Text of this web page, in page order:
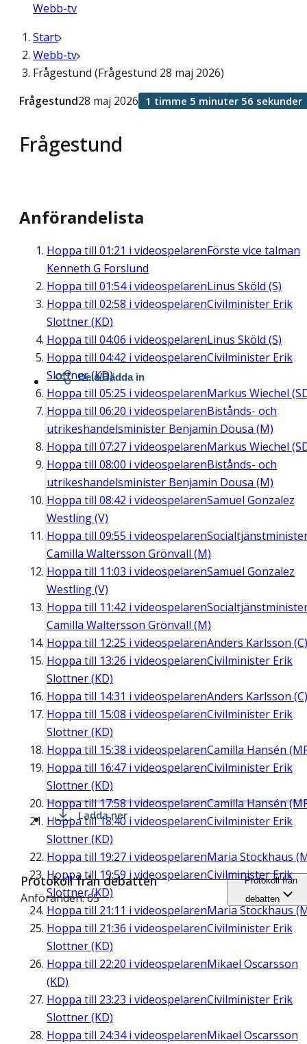
Webb-tv
Start
Webb-tv
Frågestund (Frågestund 28 maj 2026)
Frågestund
Frågestund28 maj 2026 1 timme 5 minuter 56 sekunder
Anförandelista
Hoppa till 01:21 i videospelarenFörste vice talman
Kenneth G Forslund
Hoppa till 01:54i videospelarenLinus Sköld (S)
Hoppa till 02:58 i videospelarenCivilminister Erik
Slottner (KD)
Hoppa till 04:06 i videospelarenLinus Sköld (S)
Hoppa till 04:42 i videospelarenCivilminister Erik
Slottner (KD)
Hoppa till 05:25 i videospelarenMarkus Wiechel
Hoppa till 06:20 i videospelarenBistånds- och
utrikeshandelsminister Benjamin Dousa (M)
Hoppa till 07:27 i videospelarenMarkus Wiechel
Hoppa till 08:00 i videospelarenBistånds- och
utrikeshandelsminister Benjamin Dousa (M)
Hoppa till 08:42 i videospelarenSamuel Gonzalez
Westling (V)
Hoppa till 09:55 i videospelaren
Camilla Waltersson Grönvall (M)
Hoppa till 11:03 i videospelarenSamuel Gonzalez
Westling (V)
Hoppa till 11:42 i videospelaren
Camilla Waltersson Grönvall (M)
Hoppa till 12:25 i videospelarenAnders Karlsson (C)
Hoppa till 13:26 i videospelarenCivilminister Erik
Slottner (KD)
Hoppa till 14:31 i videospelarenAnders Karlsson (C)
Hoppa till 15:08 i videospelarenCivilminister Erik
Slottner (KD)
Hoppa till 15:38 i videospelarenCamilla Hansén
Hoppa till 16:47 i videospelarenCivilminister Erik
Slottner (KD)
Hoppa till17:58i videospelarenCamilla Hansén
Hoppa till18:40 i videospelarenCivilminister Erik
Slottner (KD)
Hoppa till 19:27 i videospelarenMaria Stockhaus
Hoppa till 19:59 i videospelarenCivilminister Erik
Slottner (KD)
Hoppa till 21:11 i videospelarenMaria Stockhaus
Hoppa till 21:36 i videospelarenCivilminister Erik
Slottner (KD)
Hoppa till 22:20 i videospelarenMikael Oscarsson
(KD)
Hoppa till 23:23 i videospelarenCivilminister Erik
Slottner (KD)
Hoppa till 24:34i videospelarenMikael Oscarsson
Dela/Bädda in
Ladda ner
Protokoll från debatten
Anföranden: 65
Protokoll från
debatten